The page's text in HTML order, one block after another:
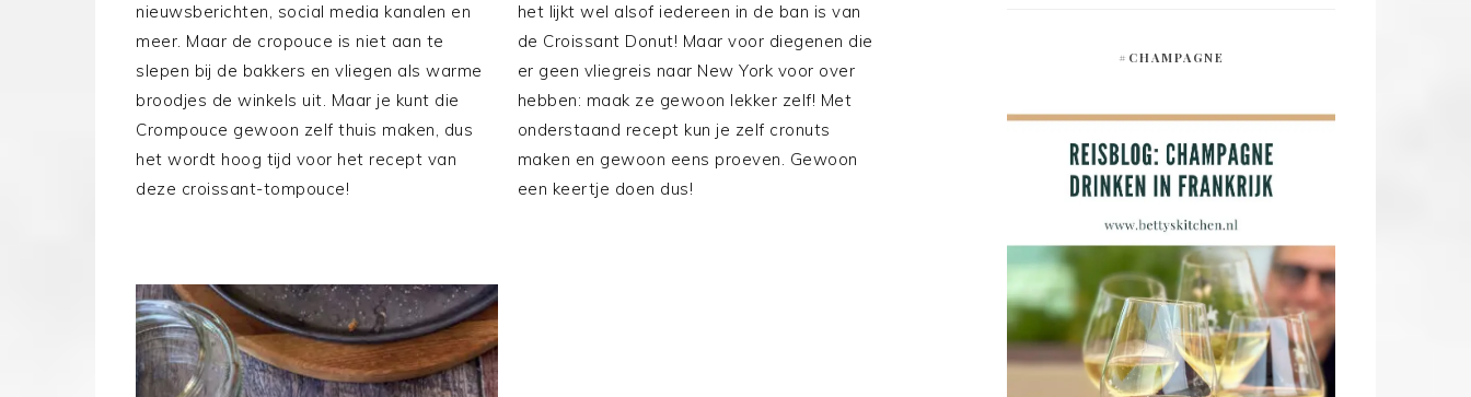
nieuwsberichten, social media kanalen en
meer. Maar de cropouce is niet aan te
slepen bij de bakkers en vliegen als warme
broodjes de winkels uit. Maar je kunt die
Crompouce gewoon zelf thuis maken, dus
het wordt hoog tijd voor het recept van
deze croissant-tompouce!
het lijkt wel alsof iedereen in de ban is van
de Croissant Donut! Maar voor diegenen die
er geen vliegreis naar New York voor over
hebben: maak ze gewoon lekker zelf! Met
onderstaand recept kun je zelf cronuts
maken en gewoon eens proeven. Gewoon
een keertje doen dus!
#CHAMPAGNE